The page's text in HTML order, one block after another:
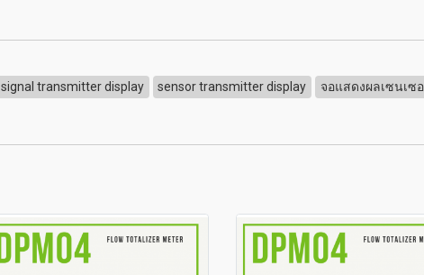
signal transmitter display sensor transmitter display จอแสดงผลเซนเซ